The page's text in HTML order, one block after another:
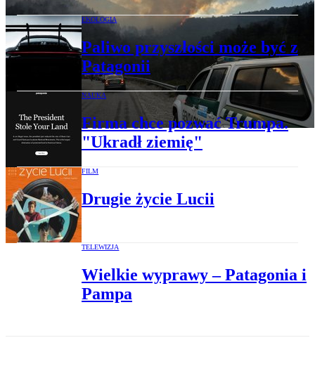
EKOLOGIA
Paliwo przyszłości może być z
Patagonii
NAUKA
Firma chce pozwać Trumpa.
"Ukradł ziemię"
FILM
Drugie życie Lucii
TELEWIZJA
Wielkie wyprawy – Patagonia i
Pampa